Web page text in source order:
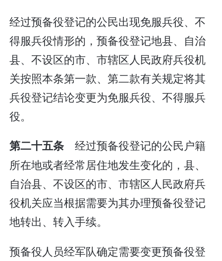
经过预备役登记的公民出现免服兵役、不
得服兵役情形的，预备役登记地县、自治
县、不设区的市、市辖区人民政府兵役机
关按照本条第一款、第二款有关规定将其
兵役登记结论变更为免服兵役、不得服兵
役。
第二十五条经过预备役登记的公民户籍
所在地或者经常居住地发生变化的，县、
自治县、不设区的市、市辖区人民政府兵
役机关应当根据需要为其办理预备役登记
地转出、转入手续。
预备役人员经军队确定需要变更预备役登